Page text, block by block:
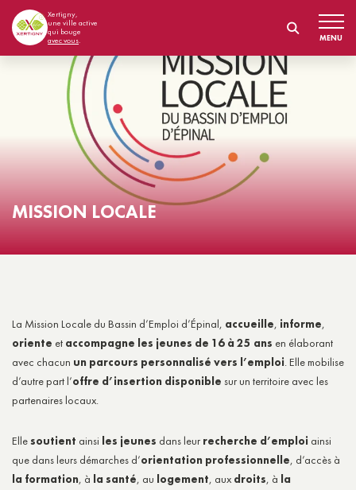
Xertigny,
une ville active
qui bouge
avec vous. MENU
MISSION LOCALE
La Mission Locale du Bassin d’Emploi d’Épinal, accueille, informe,
oriente et accompagne les jeunes de 16 à 25 ans en élaborant
avec chacun un parcours personnalisé vers l’emploi. Elle mobilise
d’autre part l’offre d’insertion disponible sur un territoire avec les
partenaires locaux.
Ellesoutient ainsi les jeunes dans leur recherche d’emploi ainsi
que dans leurs démarches d’orientation professionnelle, d’accès à
la formation, à la santé, au logement, aux droits, à la